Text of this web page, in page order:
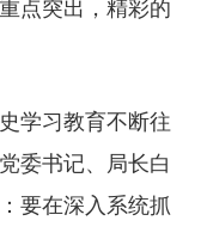
点突出，精彩的
学习教育不断往
委书记、局长白
要在深入系统抓